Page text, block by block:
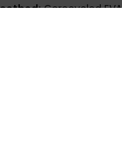
Gerecycled
Gerecycled
Bovenwerk:
100% synthetisch,